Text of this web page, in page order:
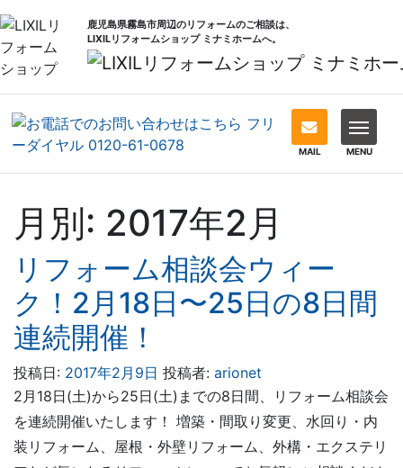
鹿児島県霧島市周辺のリフォームのご相談は、
LIXILリフォームショップ ミナミホームへ。
MAIL MENU
月別: 2017年2月
リフォーム相談会ウィー
ク！2月18日〜25日の8日間
連続開催！
投稿日: 2017年2月9日 投稿者: arionet
2月18日(土)から25日(土)までの8日間、リフォーム相談会
を連続開催いたします！ 増築・間取り変更、水回り・内
装リフォーム、屋根・外壁リフォーム、外構・エクステリ